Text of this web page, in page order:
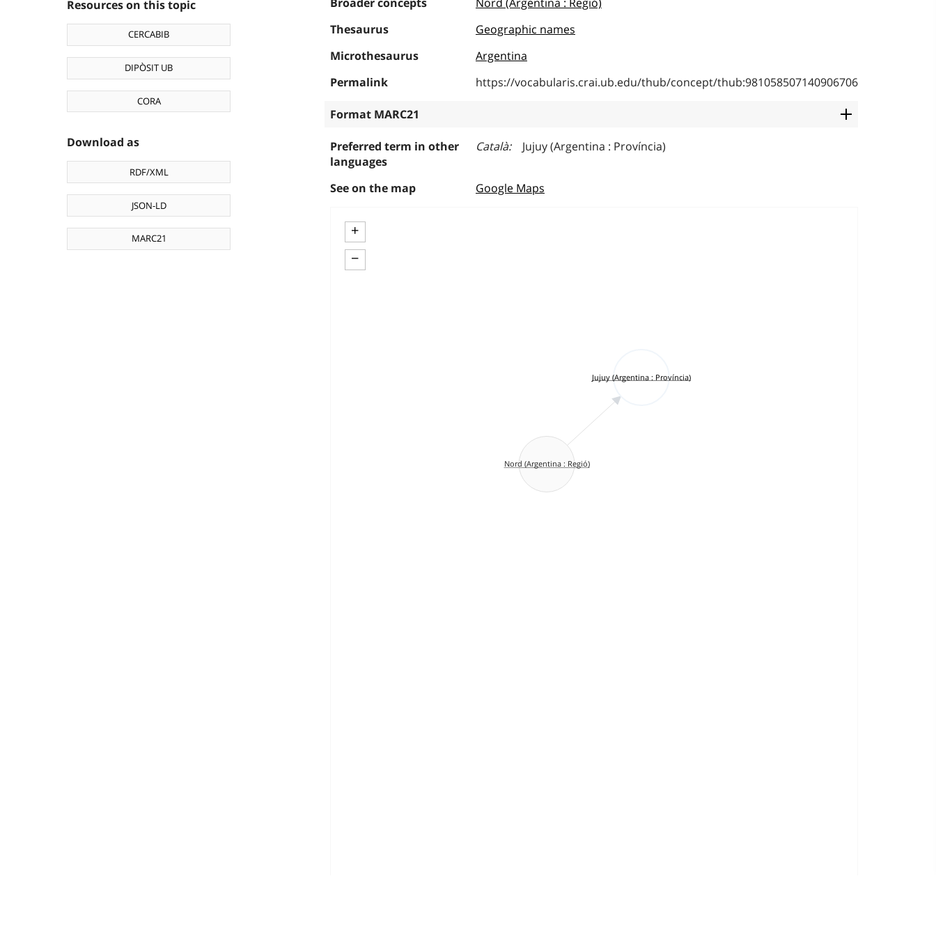
Resources on this topic
CERCABIB
DIPÒSIT UB
CORA
Download as
RDF/XML
JSON-LD
MARC21
Thesaurus
Geographic names
Microthesaurus
Argentina
Permalink
https://vocabularis.crai.ub.edu/thub/concept/thub:981058507140906706
Format MARC21
Preferred term in other
languages
Català Jujuy (Argentina : Província)
See on the map Google Maps
+
−
Jujuy (Argentina : Província)
Nord (Argentina : Regió)